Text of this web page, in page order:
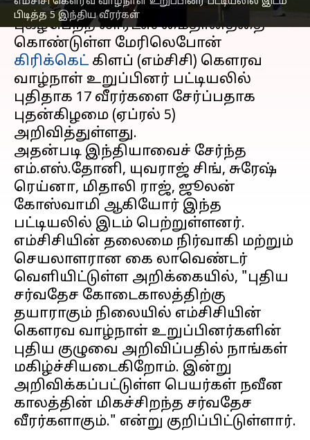
பிடித்த 5 இந்திய வீரர்கள்
புகழ்பெற்ற லார்ட்ஸ் மைதானத்தை
கொண்டுள்ள மேரிலெபோன்
கிரிக்கெட் கிளப் (எம்சிசி) கெளரவ
வாழ்நாள் உறுப்பினர் பட்டியலில்
புதிதாக 17 வீரர்களை சேர்ப்பதாக
புதன்கிழமை (ஏப்ரல் 5)
அறிவித்துள்ளது.
அதன்படி இந்தியாவைச் சேர்ந்த
எம்.எஸ்.தோனி, யுவராஜ் சிங், சுரேஷ்
ரெய்னா, மிதாலி ராஜ், ஜூலன்
கோஸ்வாமி ஆகியோர் இந்த
பட்டியலில் இடம் பெற்றுள்ளனர்.
எம்சிசியின் தலைமை நிர்வாகி மற்றும்
செயலாளரான கை லாவெண்டர்
வெளியிட்டுள்ள அறிக்கையில், "புதிய
சர்வதேச கோடைகாலத்திற்கு
தயாராகும் நிலையில் எம்சிசியின்
கெளரவ வாழ்நாள் உறுப்பினர்களின்
புதிய குழுவை அறிவிப்பதில் நாங்கள்
மகிழ்ச்சியடைகிறோம். இன்று
அறிவிக்கப்பட்டுள்ள பெயர்கள் நவீன
காலத்தின் மிகச்சிறந்த சர்வதேச